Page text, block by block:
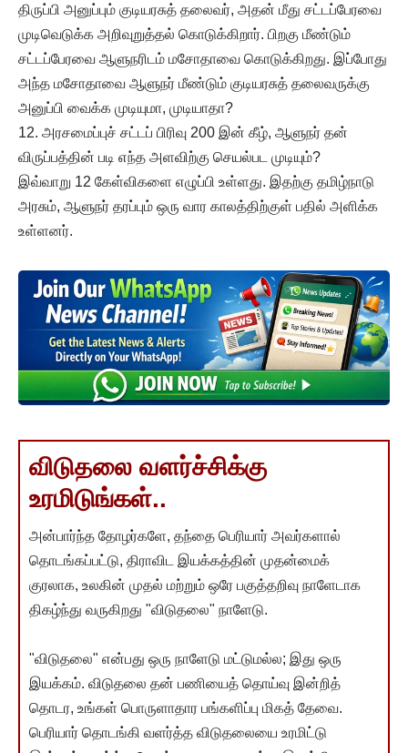
திருப்பி அனுப்பும் குடியரசுத் தலைவர், அதன் மீது சட்டப்பேரவை
முடிவெடுக்க அறிவுறுத்தல் கொடுக்கிறார். பிறகு மீண்டும்
சட்டப்பேரவை ஆளுநரிடம் மசோதாவை கொடுக்கிறது. இப்போது
அந்த மசோதாவை ஆளுநர் மீண்டும் குடியரசுத் தலைவருக்கு
அனுப்பி வைக்க முடியுமா, முடியாதா?
12. அரசமைப்புச் சட்டப் பிரிவு 200 இன் கீழ், ஆளுநர் தன்
விருப்பத்தின் படி எந்த அளவிற்கு செயல்பட முடியும்?
இவ்வாறு 12 கேள்விகளை எழுப்பி உள்ளது. இதற்கு தமிழ்நாடு
அரசும், ஆளுநர் தரப்பும் ஒரு வார காலத்திற்குள் பதில் அளிக்க
உள்ளனர்.
விடுதலை வளர்ச்சிக்கு
உரமிடுங்கள்..
அன்பார்ந்த தோழர்களே, தந்தை பெரியார் அவர்களால்
தொடங்கப்பட்டு, திராவிட இயக்கத்தின் முதன்மைக்
குரலாக, உலகின் முதல் மற்றும் ஒரே பகுத்தறிவு நாளேடாக
திகழ்ந்து வருகிறது "விடுதலை" நாளேடு.
"விடுதலை" என்பது ஒரு நாளேடு மட்டுமல்ல; இது ஒரு
இயக்கம். விடுதலை தன் பணியைத் தொய்வு இன்றித்
தொடர, உங்கள் பொருளாதார பங்களிப்பு மிகத் தேவை.
பெரியார் தொடங்கி வளர்த்த விடுதலையை உரமிட்டு